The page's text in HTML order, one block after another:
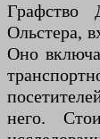
Ольстера,
Оно
него.